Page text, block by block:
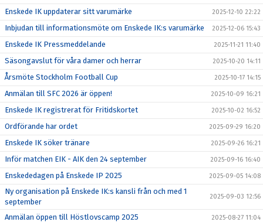
Enskede IK uppdaterar sitt varumärke 2025-12-10 22:22
Inbjudan till informationsmöte om Enskede IK:s varumärke 2025-12-06 15:43
Enskede IK Pressmeddelande 2025-11-21 11:40
Säsongavslut för våra damer och herrar 2025-10-20 14:11
Årsmöte Stockholm Football Cup 2025-10-17 14:15
Anmälan till SFC 2026 är öppen! 2025-10-09 16:21
Enskede IK registrerat för Fritidskortet 2025-10-02 16:52
Ordförande har ordet 2025-09-29 16:20
Enskede IK söker tränare 2025-09-26 16:21
Inför matchen EIK - AIK den 24 september 2025-09-16 16:40
Enskededagen på Enskede IP 2025 2025-09-05 14:08
Ny organisation på Enskede IK:s kansli från och med 1
september
2025-09-03 12:56
Anmälan öppen till Höstlovscamp 2025 2025-08-27 11:04